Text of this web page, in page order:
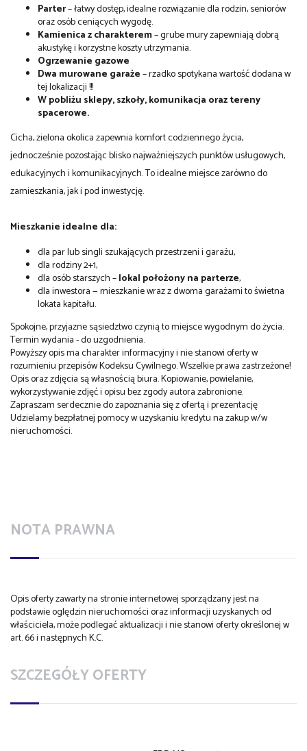
Parter– łatwy dostęp, idealne rozwiązanie dla rodzin, seniorów
oraz osób ceniących wygodę.
Kamienica z charakterem– grube mury zapewniają dobrą
akustykę i korzystne koszty utrzymania.
Ogrzewanie gazowe
Dwa murowane garaże– rzadko spotykana wartość dodana w
tej lokalizacji !!!
W pobliżu sklepy, szkoły, komunikacja oraz tereny
spacerowe.
Cicha, zielona okolica zapewnia komfort codziennego życia,
jednocześnie pozostając blisko najważniejszych punktów usługowych,
edukacyjnych i komunikacyjnych. To idealne miejsce zarówno do
zamieszkania, jak i pod inwestycję.
Mieszkanie idealne dla:
dla par lub singli szukających przestrzeni i garażu,
dla rodziny 2+1,
dla osób starszych –lokal położony na parterze,
dla inwestora — mieszkanie wraz z dwoma garażami to świetna
lokata kapitału.
Spokojne, przyjazne sąsiedztwo czynią to miejsce wygodnym do życia.
Termin wydania - do uzgodnienia.
Powyższy opis ma charakter informacyjny i nie stanowi oferty w
rozumieniu przepisów Kodeksu Cywilnego. Wszelkie prawa zastrzeżone!
Opis oraz zdjęcia są własnością biura. Kopiowanie, powielanie,
wykorzystywanie zdjęć i opisu bez zgody autora zabronione.
Zapraszam serdecznie do zapoznania się z ofertą i prezentację
Udzielamy bezpłatnej pomocy w uzyskaniu kredytu na zakup w/w
nieruchomości.
NOTA PRAWNA
Opis oferty zawarty na stronie internetowej sporządzany jest na
podstawie oględzin nieruchomości oraz informacji uzyskanych od
właściciela, może podlegać aktualizacji i nie stanowi oferty określonej w
art. 66 i następnych K.C.
SZCZEGÓŁY OFERTY